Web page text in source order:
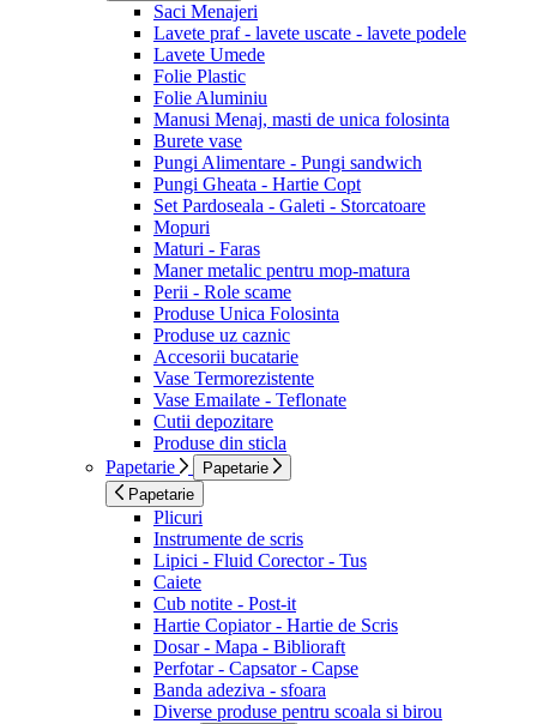
Saci Menajeri
Lavete praf - lavete uscate - lavete podele
Lavete Umede
Folie Plastic
Folie Aluminiu
Manusi Menaj, masti de unica folosinta
Burete vase
Pungi Alimentare - Pungi sandwich
Pungi Gheata - Hartie Copt
Set Pardoseala - Galeti - Storcatoare
Mopuri
Maturi - Faras
Maner metalic pentru mop-matura
Perii - Role scame
Produse Unica Folosinta
Produse uz caznic
Accesorii bucatarie
Vase Termorezistente
Vase Emailate - Teflonate
Cutii depozitare
Produse din sticla
Papetarie
Papetarie
Papetarie
Plicuri
Instrumente de scris
Lipici - Fluid Corector - Tus
Caiete
Cub notite - Post-it
Hartie Copiator - Hartie de Scris
Dosar - Mapa - Biblioraft
Perfotar - Capsator - Capse
Banda adeziva - sfoara
Diverse produse pentru scoala si birou